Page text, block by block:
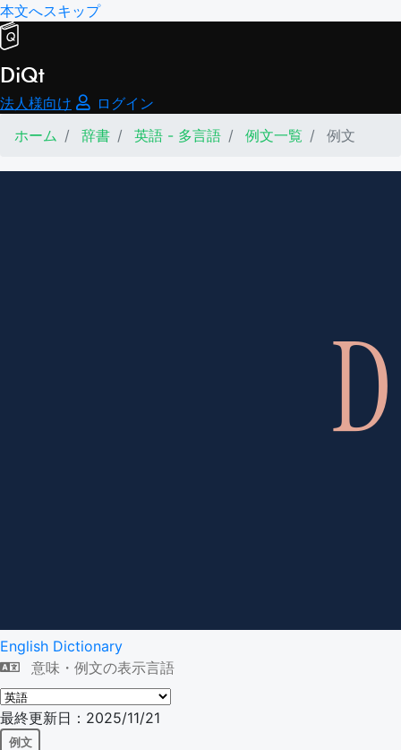
本文へスキップ
DiQt
法人様向け
ログイン
ホーム
辞書 英語 - 多言語 例文一覧 例文
English Dictionary
意味・例文の表示言語
最終更新日：2025/11/21
例文